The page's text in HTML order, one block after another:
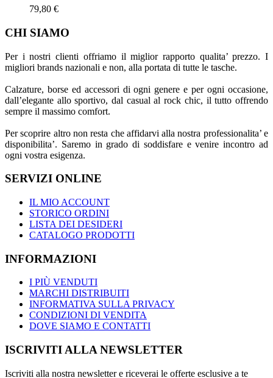
79,80 €
CHI SIAMO
Per i nostri clienti offriamo il miglior rapporto qualita’ prezzo. I
migliori brands nazionali e non, alla portata di tutte le tasche.
Calzature, borse ed accessori di ogni genere e per ogni occasione,
dall’elegante allo sportivo, dal casual al rock chic, il tutto offrendo
sempre il massimo comfort.
Per scoprire altro non resta che affidarvi alla nostra professionalita’ e
disponibilita’. Saremo in grado di soddisfare e venire incontro ad
ogni vostra esigenza.
SERVIZI ONLINE
IL MIO ACCOUNT
STORICO ORDINI
LISTA DEI DESIDERI
CATALOGO PRODOTTI
INFORMAZIONI
I PIÙ VENDUTI
MARCHI DISTRIBUITI
INFORMATIVA SULLA PRIVACY
CONDIZIONI DI VENDITA
DOVE SIAMO E CONTATTI
ISCRIVITI ALLA NEWSLETTER
Iscriviti alla nostra newsletter e riceverai le offerte esclusive a te